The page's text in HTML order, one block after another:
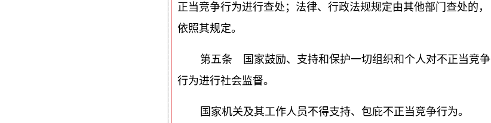
正当竞争行为进行查处；法律、行政法规规定由其他部门查处的，
依照其规定。
第五条 国家鼓励、支持和保护一切组织和个人对不正当竞争
行为进行社会监督。
国家机关及其工作人员不得支持、包庇不正当竞争行为。